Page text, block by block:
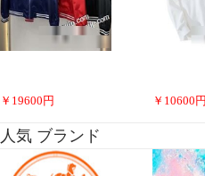
￥ 19600 円 ￥ 10600 円
人気 ブランド